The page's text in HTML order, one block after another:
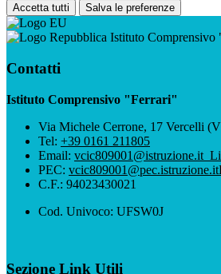
Accetta tutti Salva le preferenze
Istituto Comprensivo
Contatti
Istituto Comprensivo "Ferrari"
Via Michele Cerrone, 17 Vercelli
Tel: +39 0161 211805
Email: vcic809001@istruzione.it
PEC: vcic809001@pec.istruzione.it
C.F.: 94023430021
Cod. Univoco: UFSW0J
Sezione Link Utili